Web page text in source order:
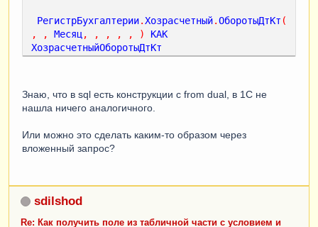
РегистрБухгалтерии.Хозрасчетный.ОборотыДтКт (
,
, Месяц , , , , , )
КАК
ХозрасчетныйОборотыДтКт
ВНУТРЕННЕЕ СОЕДИНЕНИЕ
ПО
( МЕСЯЦ(РеализацияТоваровУслуг .Дата
= МЕСЯЦ(ХозрасчетныйОборотыДтКт
Документ .РеализацияТоваровУслуг.Услуги
РеализацияТоваровУслугУслуги
РеализацияТоваровУслуг
ВНУТРЕННЕЕ
Документ.РеализацияТоваровУслуг.АгентскиеУслу
Знаю, что в sql есть конструкции с from dual, в 1С не
нашла ничего аналогичного.
Или можно это сделать каким-то образом через
вложенный запрос?
sdilshod
Re: Как получить поле из табличной части с условием и